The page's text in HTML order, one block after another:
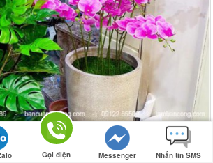
Gọi điện Messenger Nhắn tin SMS